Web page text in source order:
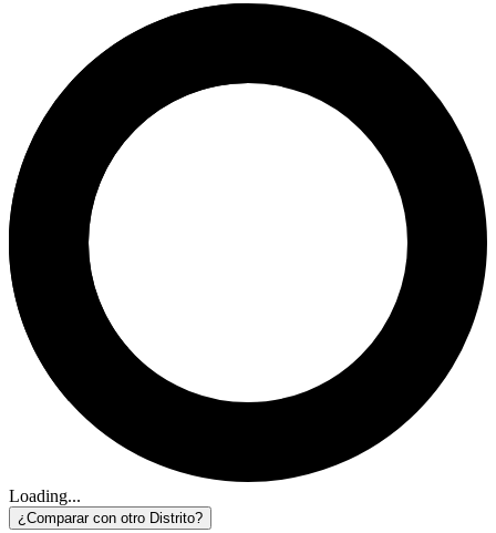
Loading...
¿Comparar con otro Distrito?